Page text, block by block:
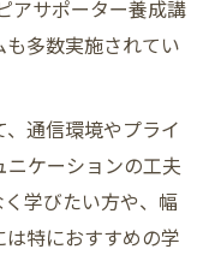
アサポーター養成講
多数実施されてい
通信環境やプライ
ケーションの工夫
学びたい方や、幅
特におすすめの学